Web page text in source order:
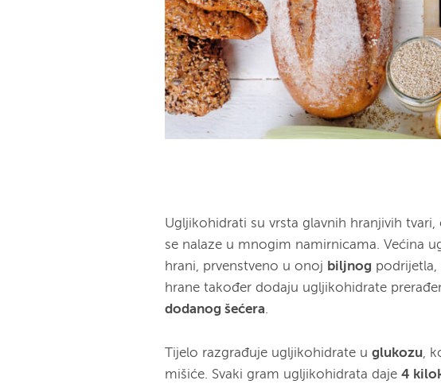
Ugljikohidrati su vrsta glavnih hranjivih
se nalaze u mnogim namirnicama. Većina
hrani, prvenstveno u onoj biljnog podrijetla,
hrane također dodaju ugljikohidrate
dodanog šećera.
Tijelo razgrađuje ugljikohidrate uglukozu,
mišiće. Svaki gram ugljikohidrata daje4